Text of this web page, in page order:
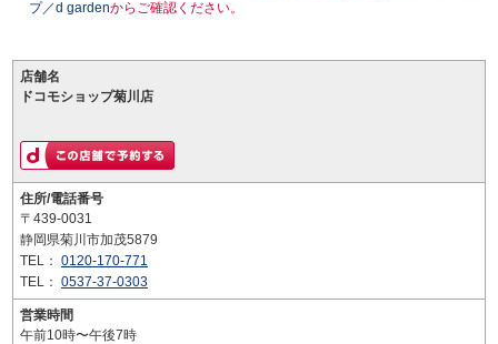
プ／d gardenからご確認ください。
店舗名
ドコモショップ菊川店
住所/電話番号
〒439-0031
静岡県菊川市加茂5879
TEL： 0120-170-771
TEL： 0537-37-0303
営業時間
午前10時〜午後7時